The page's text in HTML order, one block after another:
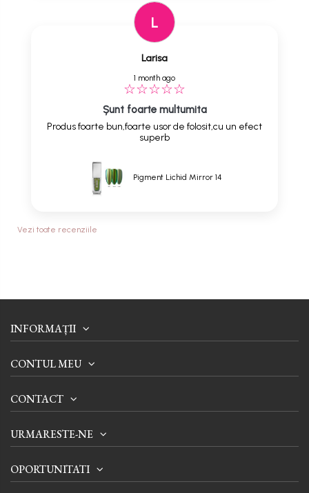
L
Larisa
1 month ago
Șunt foarte multumita
Produs foarte bun,foarte usor de folosit,cu un efect
superb
Pigment Lichid Mirror 14
Vezi toate recenziile
INFORMAȚII
CONTUL MEU
CONTACT
URMARESTE-NE
OPORTUNITATI